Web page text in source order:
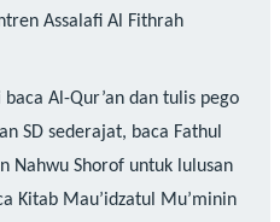
Assalafi Al Fithrah
baca Al-Qur’an dan tulis pego
SD sederajat, baca Fathul
Nahwu Shorof untuk lulusan
Kitab Mau’idzatul Mu’minin